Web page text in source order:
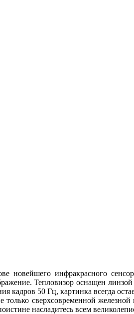
инфракрасного
Тепловизор оснащен
кадров 50 Гц, картинка всегда
только сверхсовременной
насладитесь всем